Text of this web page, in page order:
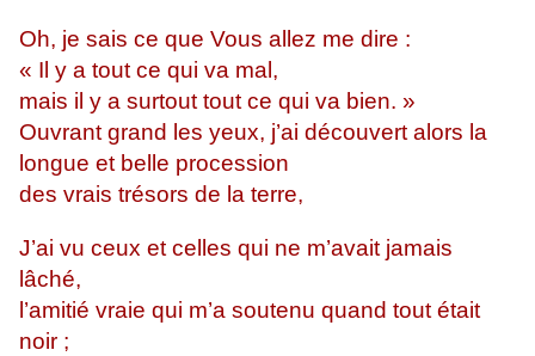
Oh, je sais ce que Vous allez me dire :
« Il y a tout ce qui va mal,
mais il y a surtout tout ce qui va bien. »
Ouvrant grand les yeux, j’ai découvert alors la
longue et belle procession
des vrais trésors de la terre,
J’ai vu ceux et celles qui ne m’avait jamais
lâché,
l’amitié vraie qui m’a soutenu quand tout était
noir ;